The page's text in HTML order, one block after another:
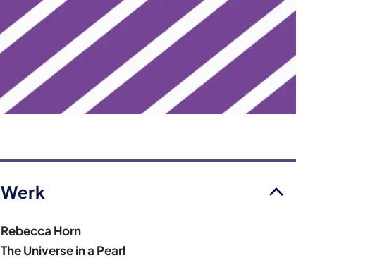
Werk
Rebecca Horn
The Universe in a Pearl